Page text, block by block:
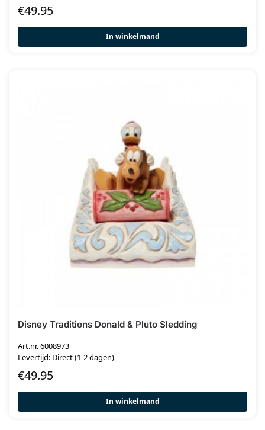
€49.95
In winkelmand
Disney Traditions Donald & Pluto Sledding
Art.nr. 6008973
Levertijd: Direct (1-2 dagen)
€49.95
In winkelmand